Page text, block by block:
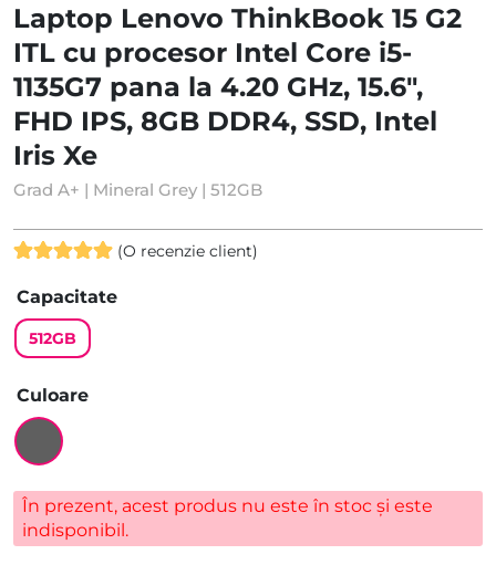
Laptop Lenovo ThinkBook 15 G2
ITL cu procesor Intel Core i5-
1135G7 pana la 4.20 GHz, 15.6",
FHD IPS, 8GB DDR4, SSD, Intel
Iris Xe
Grad A+ | Mineral Grey | 512GB
5.00din 5
pe baza
unei singure
evaluări
(O recenzie client)
Capacitate
512GB
Culoare
În prezent, acest produs nu este în stoc și este
indisponibil.